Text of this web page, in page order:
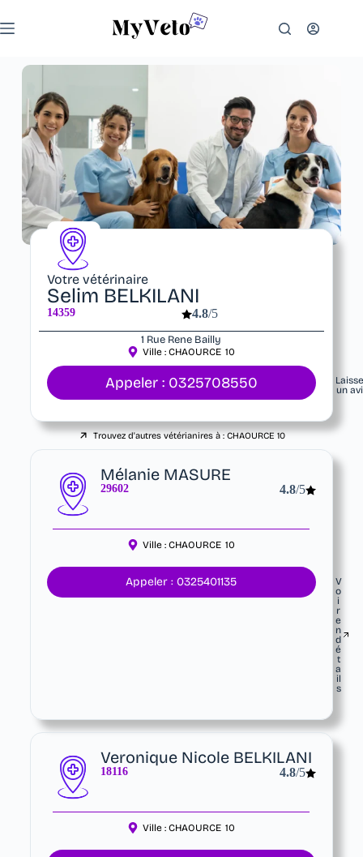
Votre vétérinaire
Selim BELKILANI
14359 4.8/5
1 Rue Rene Bailly
Ville :CHAOURCE 10
Appeler : 0325708550
un
Trouvez d'autres vétérianires à : CHAOURCE 10
Mélanie MASURE
29602 4.8/5
Ville :CHAOURCE 10
Appeler : 0325401135
V
o
i
r
e
n
d
é
t
a
il
s
Veronique Nicole BELKILANI
18116 4.8/5
Ville :CHAOURCE 10